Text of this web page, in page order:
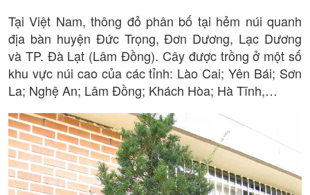
Tại Việt Nam, thông đỏ phân bố tại hẻm núi quanh
địa bàn huyện Đức Trọng, Đơn Dương, Lạc Dương
và TP. Đà Lạt (Lâm Đồng). Cây được trồng ở một số
khu vực núi cao của các tỉnh: Lào Cai; Yên Bái; Sơn
La; Nghệ An; Lâm Đồng; Khách Hòa; Hà Tĩnh,…